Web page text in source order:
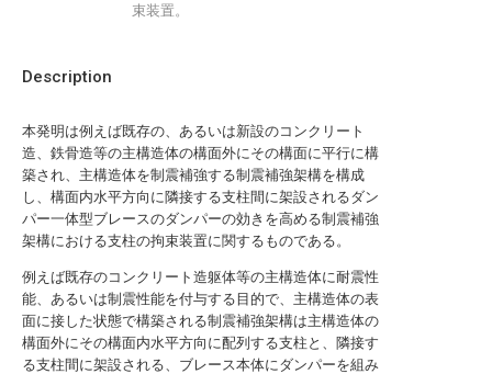
Description
本発明は例えば既存の、あるいは新設のコンクリート
造、鉄骨造等の主構造体の構面外にその構面に平行に構
築され、主構造体を制震補強する制震補強架構を構成
し、構面内水平方向に隣接する支柱間に架設されるダン
パー一体型ブレースのダンパーの効きを高める制震補強
架構における支柱の拘束装置に関するものである。
例えば既存のコンクリート造躯体等の主構造体に耐震性
能、あるいは制震性能を付与する目的で、主構造体の表
面に接した状態で構築される制震補強架構は主構造体の
構面外にその構面内水平方向に配列する支柱と、隣接す
る支柱間に架設される、ブレース本体にダンパーを組み
束装置。